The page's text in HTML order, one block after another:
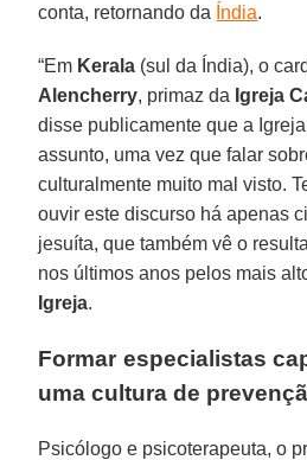
conta, retornando da Índia.
“Em Kerala (sul da Índia), o
Alencherry, primaz da Igreja
disse publicamente que a
assunto, uma vez que falar
culturalmente muito mal visto.
ouvir este discurso há apenas
jesuíta, que também vê o
nos últimos anos pelos mais
Igreja.
Formar especialistas
uma cultura de
Psicólogo e psicoterapeuta, o